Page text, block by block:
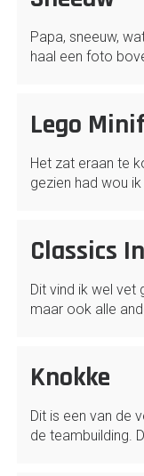
Papa, sneeuw,
haal een foto
Lego
Het zat eraan te
gezien had wou
Classics
Dit vind ik wel vet
maar ook alle
Knokke
Dit is een van de
de teambuilding.